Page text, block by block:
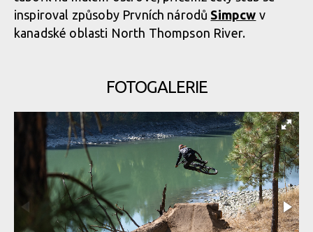
inspiroval způsoby Prvních národů Simpcw v
kanadské oblasti North Thompson River.
FOTOGALERIE